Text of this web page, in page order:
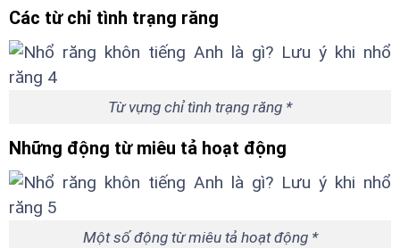
Các từ chỉ tình trạng răng
Từ vựng chỉ tình trạng răng *
Những động từ miêu tả hoạt động
Một số động từ miêu tả hoạt động *